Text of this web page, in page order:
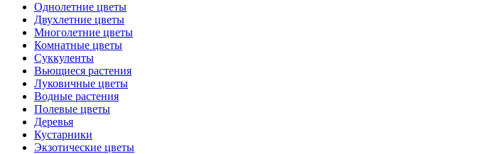
Однолетние цветы
Двухлетние цветы
Многолетние цветы
Комнатные цветы
Суккуленты
Вьющиеся растения
Луковичные цветы
Водные растения
Полевые цветы
Деревья
Кустарники
Экзотические цветы